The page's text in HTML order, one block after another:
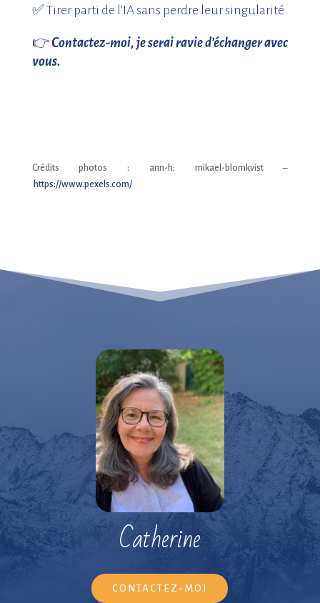
✅Tirer parti de l’IA sans perdre leur singularité
👉Contactez-moi, je serai ravie d’échanger avec
vous.
Crédits photos : ann-h; mikael-blomkvist –
https://www.pexels.com/
Catherine
CONTACTEZ-MOI